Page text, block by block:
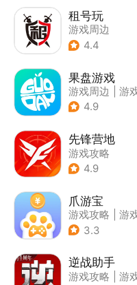
租号玩
游戏周边
4.4
果盘游戏
游戏周边
游
4.9
先锋营地
游戏攻略
4.9
爪游宝
游戏攻略
游
3.3
逆战助手
游戏攻略
游